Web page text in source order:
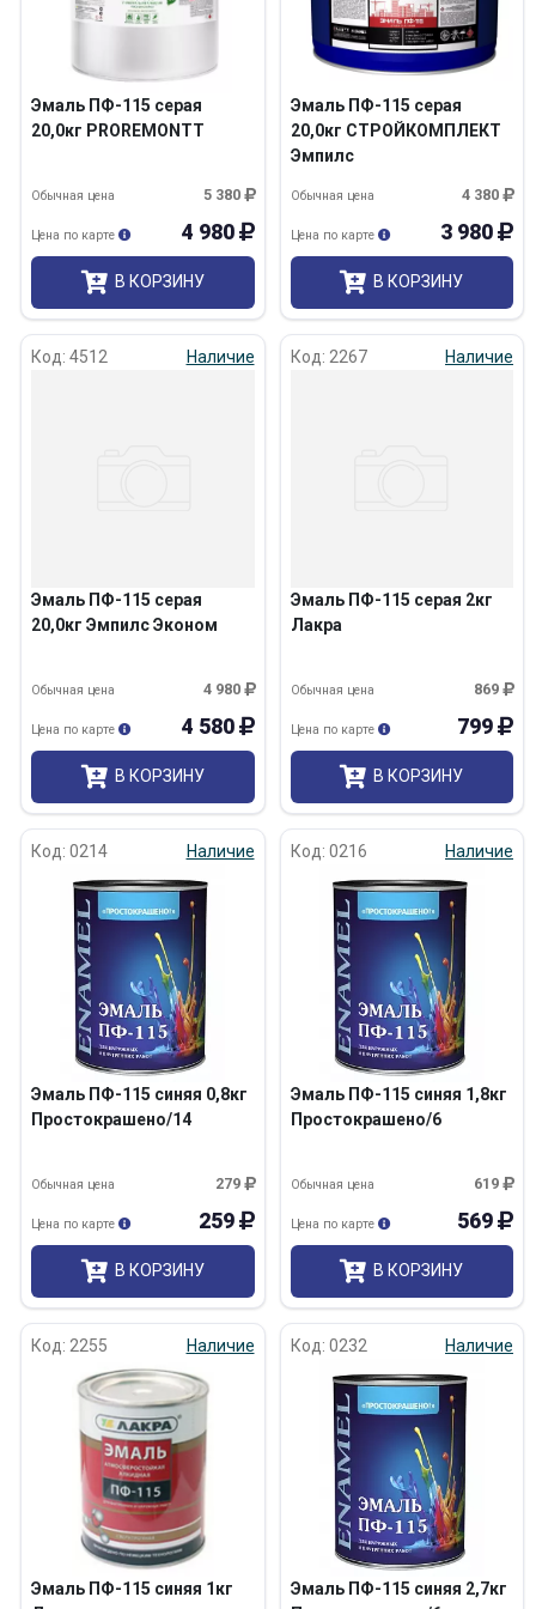
Эмаль ПФ-115 серая
20,0кг PROREMONTT
5 380
Обычная цена
4 980
Цена по карте
В КОРЗИНУ
Эмаль ПФ-115 серая
20,0кг СТРОЙКОМПЛЕКТ
Эмпилс
4 380
Обычная цена
3 980
Цена по карте
В КОРЗИНУ
Код: 4512 Наличие
Эмаль ПФ-115 серая
20,0кг Эмпилс Эконом
4 980
Обычная цена
4 580
Цена по карте
В КОРЗИНУ
Код: 2267 Наличие
Эмаль ПФ-115 серая 2кг
Лакра
869
Обычная цена
799
Цена по карте
В КОРЗИНУ
Код: 0214 Наличие
Эмаль ПФ-115 синяя 0,8кг
Простокрашено/14
279
Обычная цена
259
Цена по карте
В КОРЗИНУ
Код: 0216 Наличие
Эмаль ПФ-115 синяя 1,8кг
Простокрашено/6
619
Обычная цена
569
Цена по карте
В КОРЗИНУ
Код: 2255 Наличие
Эмаль ПФ-115 синяя 1кг
Код: 0232 Наличие
Эмаль ПФ-115 синяя 2,7кг